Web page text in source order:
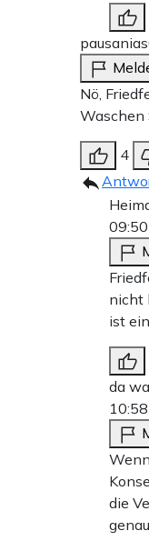
pausanias
Nö,
Waschen
4
nicht
ist
da
die